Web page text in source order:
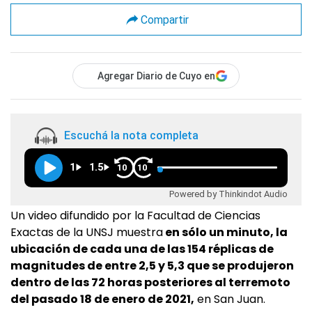
Compartir
Agregar Diario de Cuyo en
Escuchá la nota completa
1 1.5 10 10
Powered by Thinkindot Audio
Un video difundido por la Facultad de Ciencias
Exactas de la UNSJ muestraen sólo un minuto, la
ubicación de cada una de las 154 réplicas de
magnitudes de entre 2,5 y 5,3 que se produjeron
dentro de las 72 horas posteriores al terremoto
del pasado 18 de enero de 2021, en San Juan.